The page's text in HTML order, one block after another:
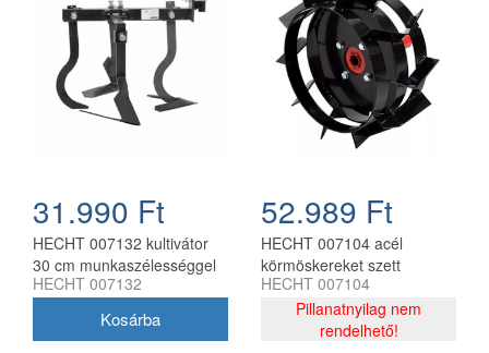
31.990 Ft
HECHT 007132 kultivátor
30 cm munkaszélességgel
7100 és 7970
HECHT 007132
52.989 Ft
HECHT 007104 acél
körmöskereket szett
HECHT 7100 kapálógéphez
(2 db, 2020-tól)
HECHT 007104
Pillanatnyilag nem
rendelhető!